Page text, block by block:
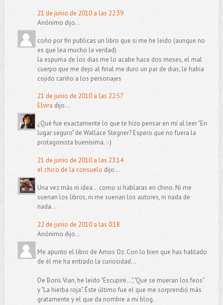
21 de junio de 2010 a las 22:39
Anónimo dijo...
coño por fin publicas un libro que si me he leido (aunque no
es que lea mucho la verdad)
la espuma de los dias me lo acabe hace dos meses, el mal
cuerpo que me dejo al final me duro un par de dias, le habia
cojido cariño a los personajes
21 de junio de 2010 a las 22:57
Elvira dijo...
¿Qué fue exactamente lo que te hizo pensar en mí al leer "En
lugar seguro" de Wallace Stegner? Espero que no fuera la
protagonista buenísima. :-)
21 de junio de 2010 a las 23:14
el chico de la consuelo dijo...
Una vez más ni idea... como si hablaras en chino. Ni me
suenan los libros, ni me suenan los autores, ni nada de
nada...
22 de junio de 2010 a las 0:18
Anónimo dijo...
Me apunto el libro de Amos Oz. Con lo bien que has hablado
de él me ha entrado la curiosidad...
De Boris Vian, he leído "Escupiré...", "Que se mueran los feos"
y "La hierba roja". Éste último fue el que me sorprendió más
gratamente y el que da nombre a mi blog.